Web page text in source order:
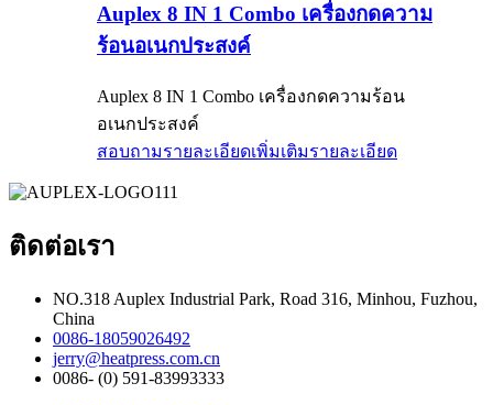
Auplex 8 IN 1 Combo เครื่องกดความ
ร้อนอเนกประสงค์
Auplex 8 IN 1 Combo เครื่องกดความร้อน
อเนกประสงค์
สอบถามรายละเอียดเพิ่มเติมรายละเอียด
ติดต่อเรา
NO.318 Auplex Industrial Park, Road 316, Minhou, Fuzhou,
China
0086-18059026492
jerry@heatpress.com.cn
0086- (0) 591-83993333